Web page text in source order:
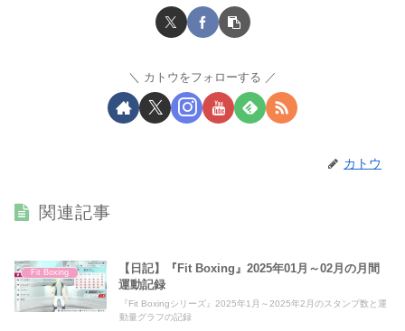
カトウをフォローする
カトウ
関連記事
Fit Boxing
【日記】『Fit Boxing』2025年01月～02月の月間
運動記録
『Fit Boxingシリーズ』2025年1月～2025年2月のスタンプ数と運
動量グラフの記録